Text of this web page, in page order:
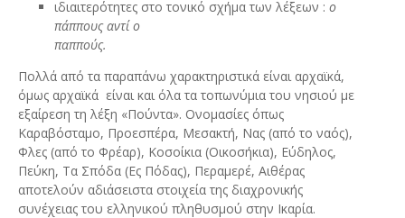
ιδιαιτερότητες στο τονικό σχήμα των λέξεων : ο
πάππους αντί ο
Πολλά από τα παραπάνω χαρακτηριστικά είναι αρχαϊκά,
όμως αρχαϊκά είναι και όλα τα τοπωνύμια του νησιού με
εξαίρεση τη λέξη «Πούντα». Ονομασίες όπως
Καραβόσταμο, Προεσπέρα, Μεσακτή, Νας (από το ναός),
Φλες (από το Φρέαρ), Κοσοίκια (Οικοσήκια), Εύδηλος,
Πεύκη, Τα Σπόδα (Ες Πόδας), Περαμερέ, Αιθέρας
αποτελούν αδιάσειστα στοιχεία της διαχρονικής
συνέχειας του ελληνικού πληθυσμού στην Ικαρία.